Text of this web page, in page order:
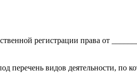
регистрации права от
перечень видов деятельности,